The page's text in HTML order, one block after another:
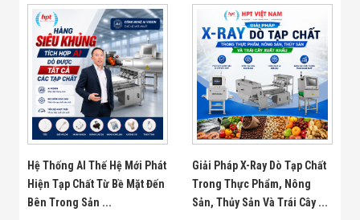
Hệ Thống AI Thế Hệ Mới Phát
Hiện Tạp Chất Từ Bề Mặt Đến
Bên Trong Sản ...
Giải Pháp X-Ray Dò Tạp Chất
Trong Thực Phẩm, Nông
Sản, Thủy Sản Và Trái Cây ...